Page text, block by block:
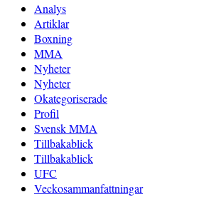
Analys
Artiklar
Boxning
MMA
Nyheter
Nyheter
Okategoriserade
Profil
Svensk MMA
Tillbakablick
Tillbakablick
UFC
Veckosammanfattningar